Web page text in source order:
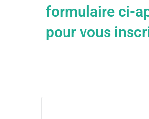
formulaire ci-
pour vous